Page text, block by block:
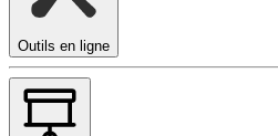
Outils en ligne